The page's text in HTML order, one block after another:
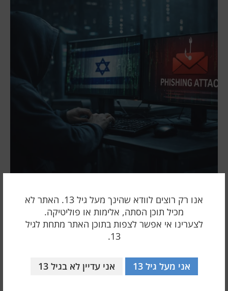
אנו רק רוצים לוודא שהינך מעל גיל 13. האתר לא
מכיל תוכן הסתה, אלימות או פוליטיקה.
לצערינו אי אפשר לצפות בתוכן האתר מתחת לגיל
13.
אני מעל גיל 13 אני עדיין לא בגיל 13
לפרוץ ב-6 שניות
24 ינואר 2026